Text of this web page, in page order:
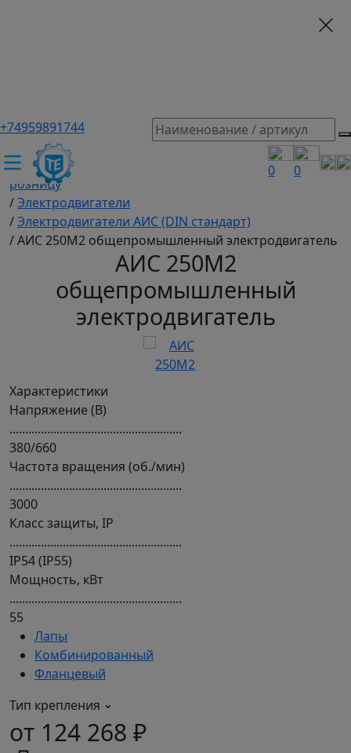
+74959891744
0 0
ТЕХЭКСПЕРТ российский производитель частотные
преобразователи, насосы, и вентиляция
/Промышленное оборудование купить оптом и в
розницу
/Электродвигатели
/Электродвигатели АИС (DIN стандарт)
/АИС 250М2 общепромышленный электродвигатель
АИС 250М2
общепромышленный
электродвигатель
Характеристики
Мощность, кВт
.......................................................
55
Напряжение (В)
.......................................................
380/660
Частота вращения (об./мин)
.......................................................
3000
Класс защиты, IP
.......................................................
IP54 (IP55)
Лапы
Комбинированный
Фланцевый
Тип крепления
от 124 268 ₽